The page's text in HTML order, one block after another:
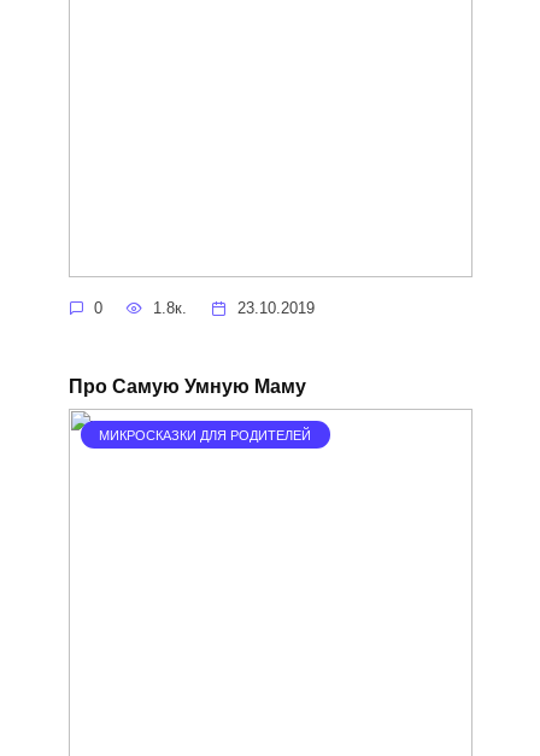
0 1.8к. 23.10.2019
Про Самую Умную Маму
МИКРОСКАЗКИ ДЛЯ РОДИТЕЛЕЙ